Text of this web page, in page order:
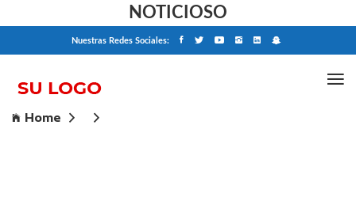
NOTICIOSO
Nuestras Redes Sociales:
Home